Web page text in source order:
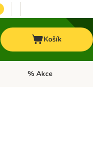
Košík
Otevřít menu: Top
% Akce